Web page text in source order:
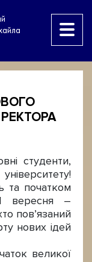
студенти,
та початком
вересня –
пов’язаний
нових ідей
великої